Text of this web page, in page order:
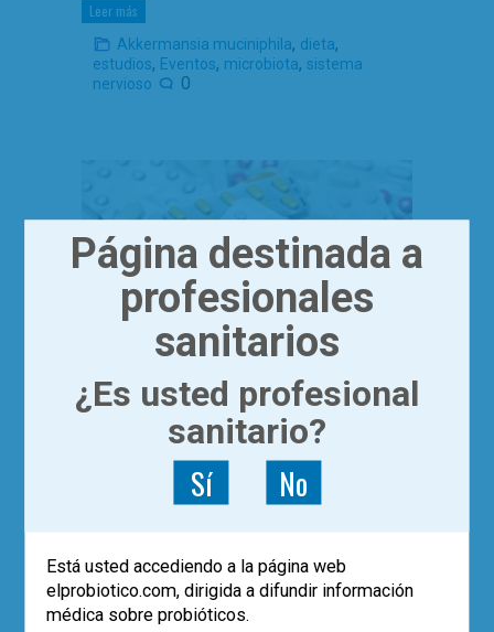
Leer más
Akkermansia muciniphila, dieta,
estudios, Eventos, microbiota, sistema
nervioso
0
ACTUALÍZATE | ARTÍCULOS
Probióticos y antibióticos
Dr. Francisco Guarner
riqueza y diversidad en la microbiota
intestinal y sobrecrecimiento de
especies resistentes que distorsionan el
Página destinada a
profesionales
sanitarios
¿Es usted profesional
sanitario?
Sí No
Está usted accediendo a la página web
elprobiotico.com, dirigida a difundir información
médica sobre probióticos.